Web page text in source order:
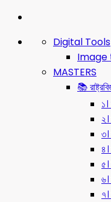
Digital Tools
Image
MASTERS
📚
৬।